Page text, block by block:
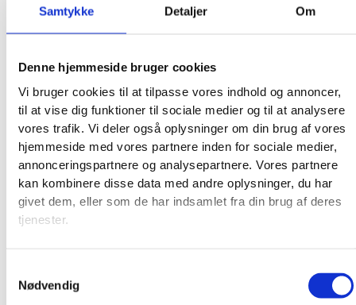
Samtykke Detaljer Om
Denne hjemmeside bruger cookies
Vi bruger cookies til at tilpasse vores indhold og annoncer,
til at vise dig funktioner til sociale medier og til at analysere
vores trafik. Vi deler også oplysninger om din brug af vores
hjemmeside med vores partnere inden for sociale medier,
annonceringspartnere og analysepartnere. Vores partnere
kan kombinere disse data med andre oplysninger, du har
givet dem, eller som de har indsamlet fra din brug af deres
tjenester.
Nødvendig